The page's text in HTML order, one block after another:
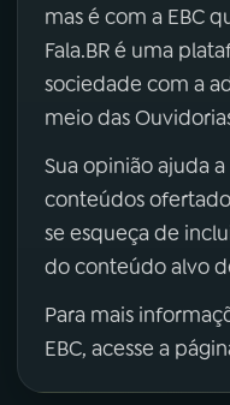
mas é com a EBC
Fala.BR é uma
sociedade com a
meio das
Sua opinião ajuda
conteúdos
se esqueça de
do conteúdo alvo
Para mais
EBC, acesse a